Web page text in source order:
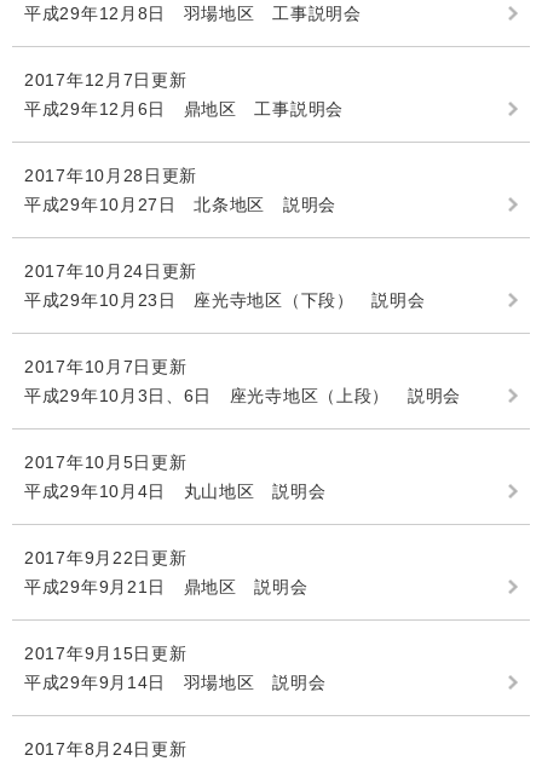
平成29年12月8日 羽場地区 工事説明会
2017年12月7日更新
平成29年12月6日 鼎地区 工事説明会
2017年10月28日更新
平成29年10月27日 北条地区 説明会
2017年10月24日更新
平成29年10月23日 座光寺地区（下段） 説明会
2017年10月7日更新
平成29年10月3日、6日 座光寺地区（上段） 説明会
2017年10月5日更新
平成29年10月4日 丸山地区 説明会
2017年9月22日更新
平成29年9月21日 鼎地区 説明会
2017年9月15日更新
平成29年9月14日 羽場地区 説明会
2017年8月24日更新